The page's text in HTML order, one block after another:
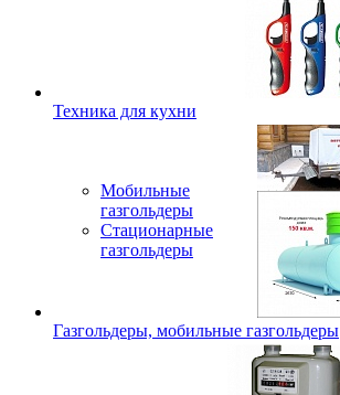
Техника для кухни
Мобильные
газгольдеры
Стационарные
газгольдеры
Газгольдеры, мобильные газгольдеры